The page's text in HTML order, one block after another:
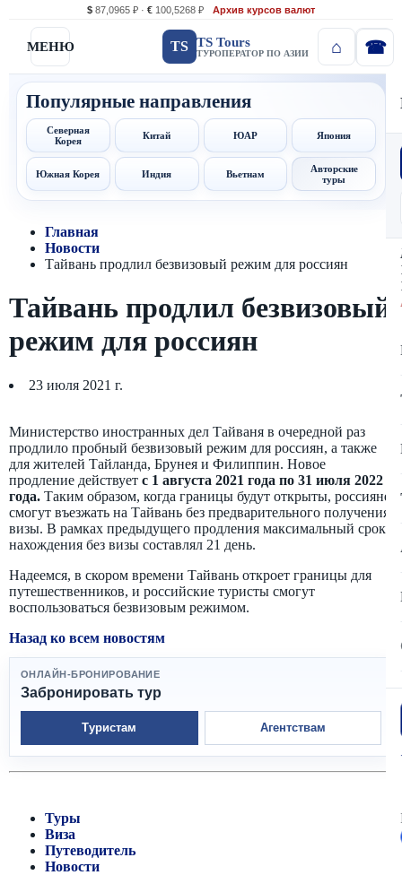
$ 87,0965 ₽ · € 100,5268 ₽ Архив курсов валют
МЕНЮ TS TS Tours
ТУРОПЕРАТОР ПО АЗИИ
Популярные направления
Северная
Корея
Китай ЮАР Япония
Южная Корея Индия Вьетнам
Авторские
туры
Главная
Новости
Тайвань продлил безвизовый режим для россиян
Тайвань продлил безвизовый
режим для россиян
23 июля 2021 г.
Министерство иностранных дел Тайваня в очередной раз
продлило пробный безвизовый режим для россиян, а также
для жителей Тайланда, Брунея и Филиппин. Новое
продление действует с 1 августа 2021 года по 31 июля 2022
года. Таким образом, когда границы будут открыты, россияне
смогут въезжать на Тайвань без предварительного получения
визы. В рамках предыдущего продления максимальный срок
нахождения без визы составлял 21 день.
Надеемся, в скором времени Тайвань откроет границы для
путешественников, и российские туристы смогут
воспользоваться безвизовым режимом.
Назад ко всем новостям
ОНЛАЙН-БРОНИРОВАНИЕ
Забронировать тур
Туристам Агентствам
Туры
Виза
Путеводитель
Новости